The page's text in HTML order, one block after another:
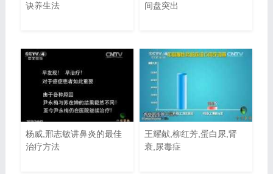
诀养生法
间盘突出
杨威,邢志敏讲鼻炎的最佳
治疗方法
王耀献,柳红芳,蛋白尿,肾
衰,尿毒症